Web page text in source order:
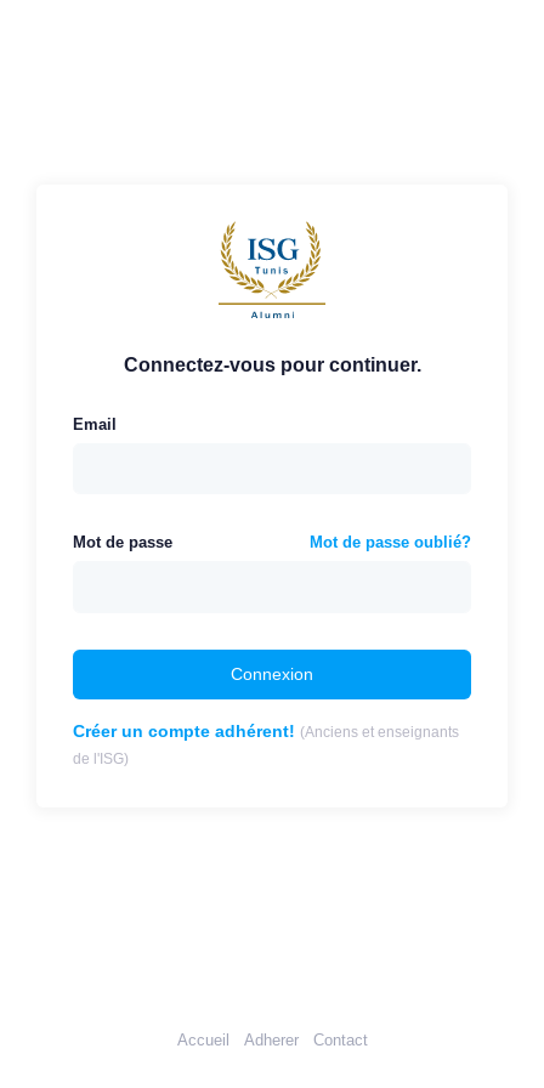
Connectez-vous pour continuer.
Email
Mot de passe Mot de passe oublié?
Connexion
Créer un compte adhérent! (Anciens et enseignants
de l'ISG)
Accueil Adherer Contact